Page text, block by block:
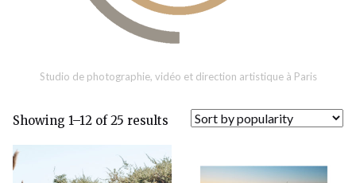
Studio de photographie, vidéo et direction artistique à Paris
Showing 1–12 of 25 results